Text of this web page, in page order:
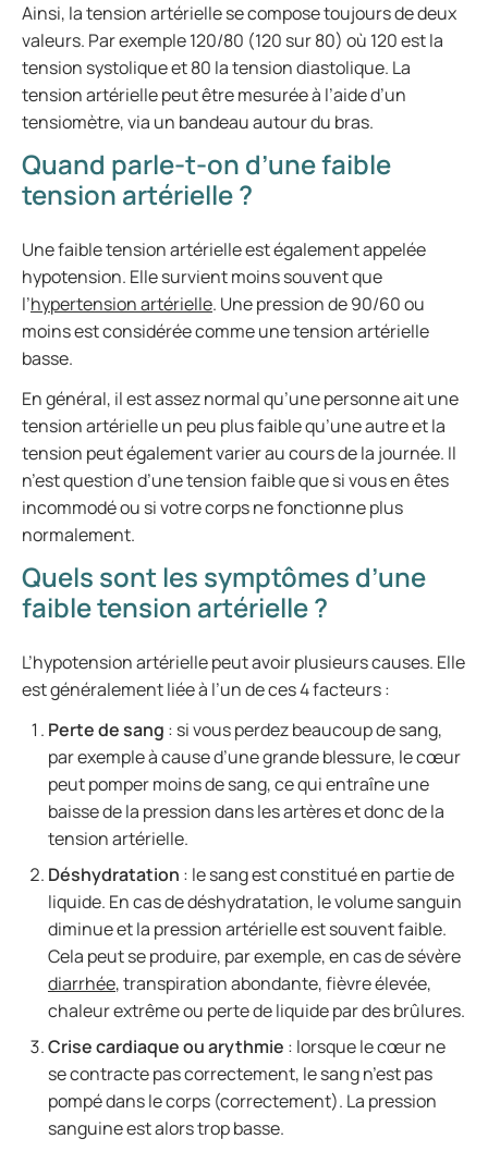
Ainsi, la tension artérielle se compose toujours de deux
valeurs. Par exemple 120/80 (120 sur 80) où 120 est la
tension systolique et 80 la tension diastolique. La
tension artérielle peut être mesurée à l’aide d’un
tensiomètre, via un bandeau autour du bras.
Quand parle-t-on d’une faible
tension artérielle ?
Une faible tension artérielle est également appelée
hypotension. Elle survient moins souvent que
l’hypertension artérielle. Une pression de 90/60 ou
moins est considérée comme une tension artérielle
basse.
En général, il est assez normal qu’une personne ait une
tension artérielle un peu plus faible qu’une autre et la
tension peut également varier au cours de la journée. Il
n’est question d’une tension faible que si vous en êtes
incommodé ou si votre corps ne fonctionne plus
normalement.
Quels sont les symptômes d’une
faible tension artérielle ?
L’hypotension artérielle peut avoir plusieurs causes. Elle
est généralement liée à l’un de ces 4 facteurs :
Perte de sang : si vous perdez beaucoup de sang,
par exemple à cause d’une grande blessure, le cœur
peut pomper moins de sang, ce qui entraîne une
baisse de la pression dans les artères et donc de la
tension artérielle.
Déshydratation : le sang est constitué en partie de
liquide. En cas de déshydratation, le volume sanguin
diminue et la pression artérielle est souvent faible.
Cela peut se produire, par exemple, en cas de sévère
diarrhée, transpiration abondante, fièvre élevée,
chaleur extrême ou perte de liquide par des brûlures.
Crise cardiaque ou arythmie : lorsque le cœur ne
se contracte pas correctement, le sang n’est pas
pompé dans le corps (correctement). La pression
sanguine est alors trop basse.